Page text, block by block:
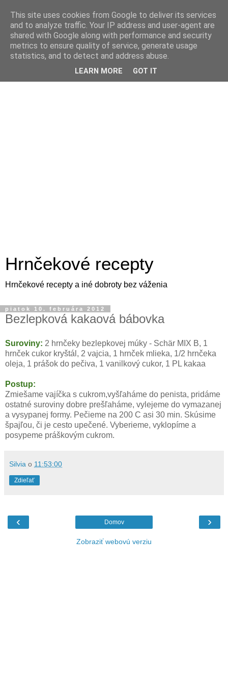
Hrnčekové recepty
Hrnčekové recepty a iné dobroty bez váženia
piatok 10. februára 2012
Bezlepková kakaová bábovka
Suroviny: 2 hrnčeky bezlepkovej múky - Schär MIX B, 1
hrnček cukor kryštál, 2 vajcia, 1 hrnček mlieka, 1/2 hrnčeka
oleja, 1 prášok do pečiva, 1 vanilkový cukor, 1 PL kakaa
Postup:
Zmiešame vajíčka s cukrom,vyšľaháme do penista, pridáme
ostatné suroviny dobre prešľaháme, vylejeme do vymazanej
a vysypanej formy. Pečieme na 200 C asi 30 min. Skúsime
špajľou, či je cesto upečené. Vyberieme, vyklopíme a
posypeme práškovým cukrom.
Silvia o 11:53:00
Zdieľať
‹ ›
Domov
Zobraziť webovú verziu
This site uses cookies from Google to deliver its services
and to analyze traffic. Your IP address and user-agent are
shared with Google along with performance and security
metrics to ensure quality of service, generate usage
statistics, and to detect and address abuse.
LEARN MORE GOT IT